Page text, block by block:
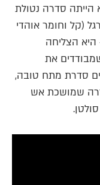
סדרה נטולת
(קל וחומר אוהדי
היא הצליחה
את
סדרת מתח טובה,
שמושכת אש